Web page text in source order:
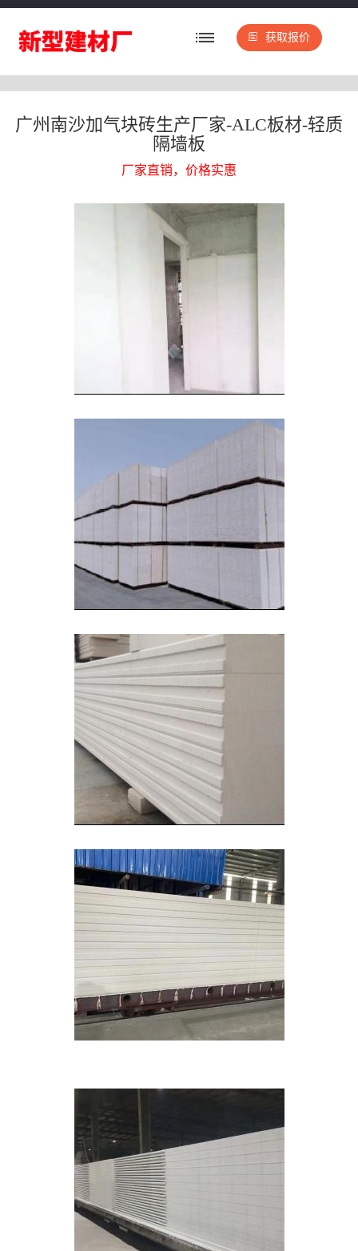
获取报价
广州南沙加气块砖生产厂家-ALC板材-轻质
隔墙板
厂家直销，价格实惠